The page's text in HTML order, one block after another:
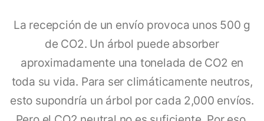
La recepción de un envío provoca unos 500 g
de CO2. Un árbol puede absorber
aproximadamente una tonelada de CO2 en
toda su vida. Para ser climáticamente neutros,
esto supondría un árbol por cada 2,000 envíos.